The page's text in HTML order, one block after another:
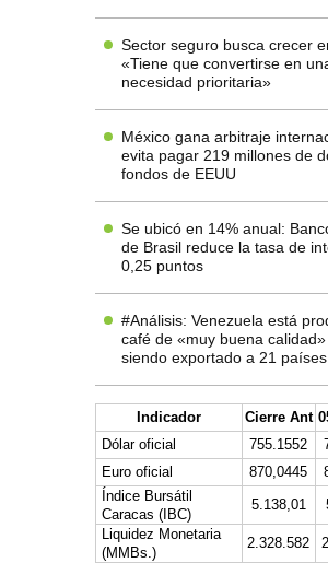
Sector seguro busca crecer
«Tiene que convertirse en
necesidad prioritaria»
México gana arbitraje
evita pagar 219 millones de
fondos de EEUU
Se ubicó en 14% anual:
de Brasil reduce la tasa de
0,25 puntos
#Análisis: Venezuela está
café de «muy buena
siendo exportado a 21 países
Indicador Cierre Ant
Dólar oficial
755.1552
Euro oficial
870,0445
Índice Bursátil
Caracas (IBC)
5.138,01
Liquidez Monetaria
(MMBs.)
2.328.582